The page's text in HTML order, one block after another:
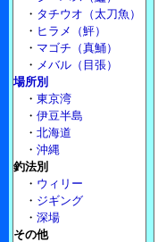
・ タチウオ（太刀魚）
・ ヒラメ（鮃）
・ マゴチ（真鯒）
・ メバル（目張）
場所別
・ 東京湾
・ 伊豆半島
・ 北海道
・ 沖縄
釣法別
・ ウィリー
・ ジギング
・ 深場
その他